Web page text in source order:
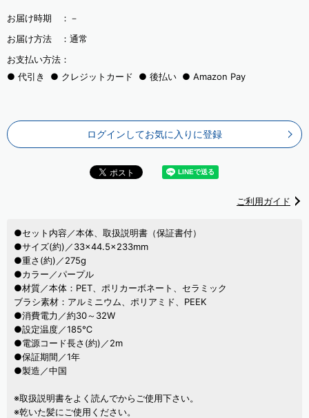
お届け時期 ： －
お届け方法 ： 通常
お支払い方法：
代引き
クレジットカード 後払い Amazon Pay
ログインしてお気に入りに登録
ご利用ガイド
●セット内容／本体、取扱説明書（保証書付）
●サイズ(約)／33×44.5×233mm
●重さ(約)／275g
●カラー／パープル
●材質／本体：PET、ポリカーボネート、セラミック
ブラシ素材：アルミニウム、ポリアミド、PEEK
●消費電力／約30～32W
●設定温度／185℃
●電源コード長さ(約)／2m
●保証期間／1年
●製造／中国
※取扱説明書をよく読んでからご使用下さい。
※乾いた髪にご使用ください。